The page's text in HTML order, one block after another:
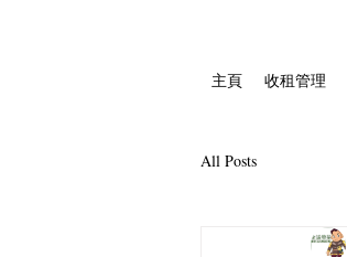
主頁 收租管理
All Posts